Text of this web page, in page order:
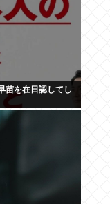
苗を在日認してし